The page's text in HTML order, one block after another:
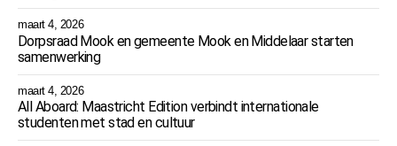
maart 4, 2026
Dorpsraad Mook en gemeente Mook en Middelaar starten
samenwerking
maart 4, 2026
All Aboard: Maastricht Edition verbindt internationale
studenten met stad en cultuur